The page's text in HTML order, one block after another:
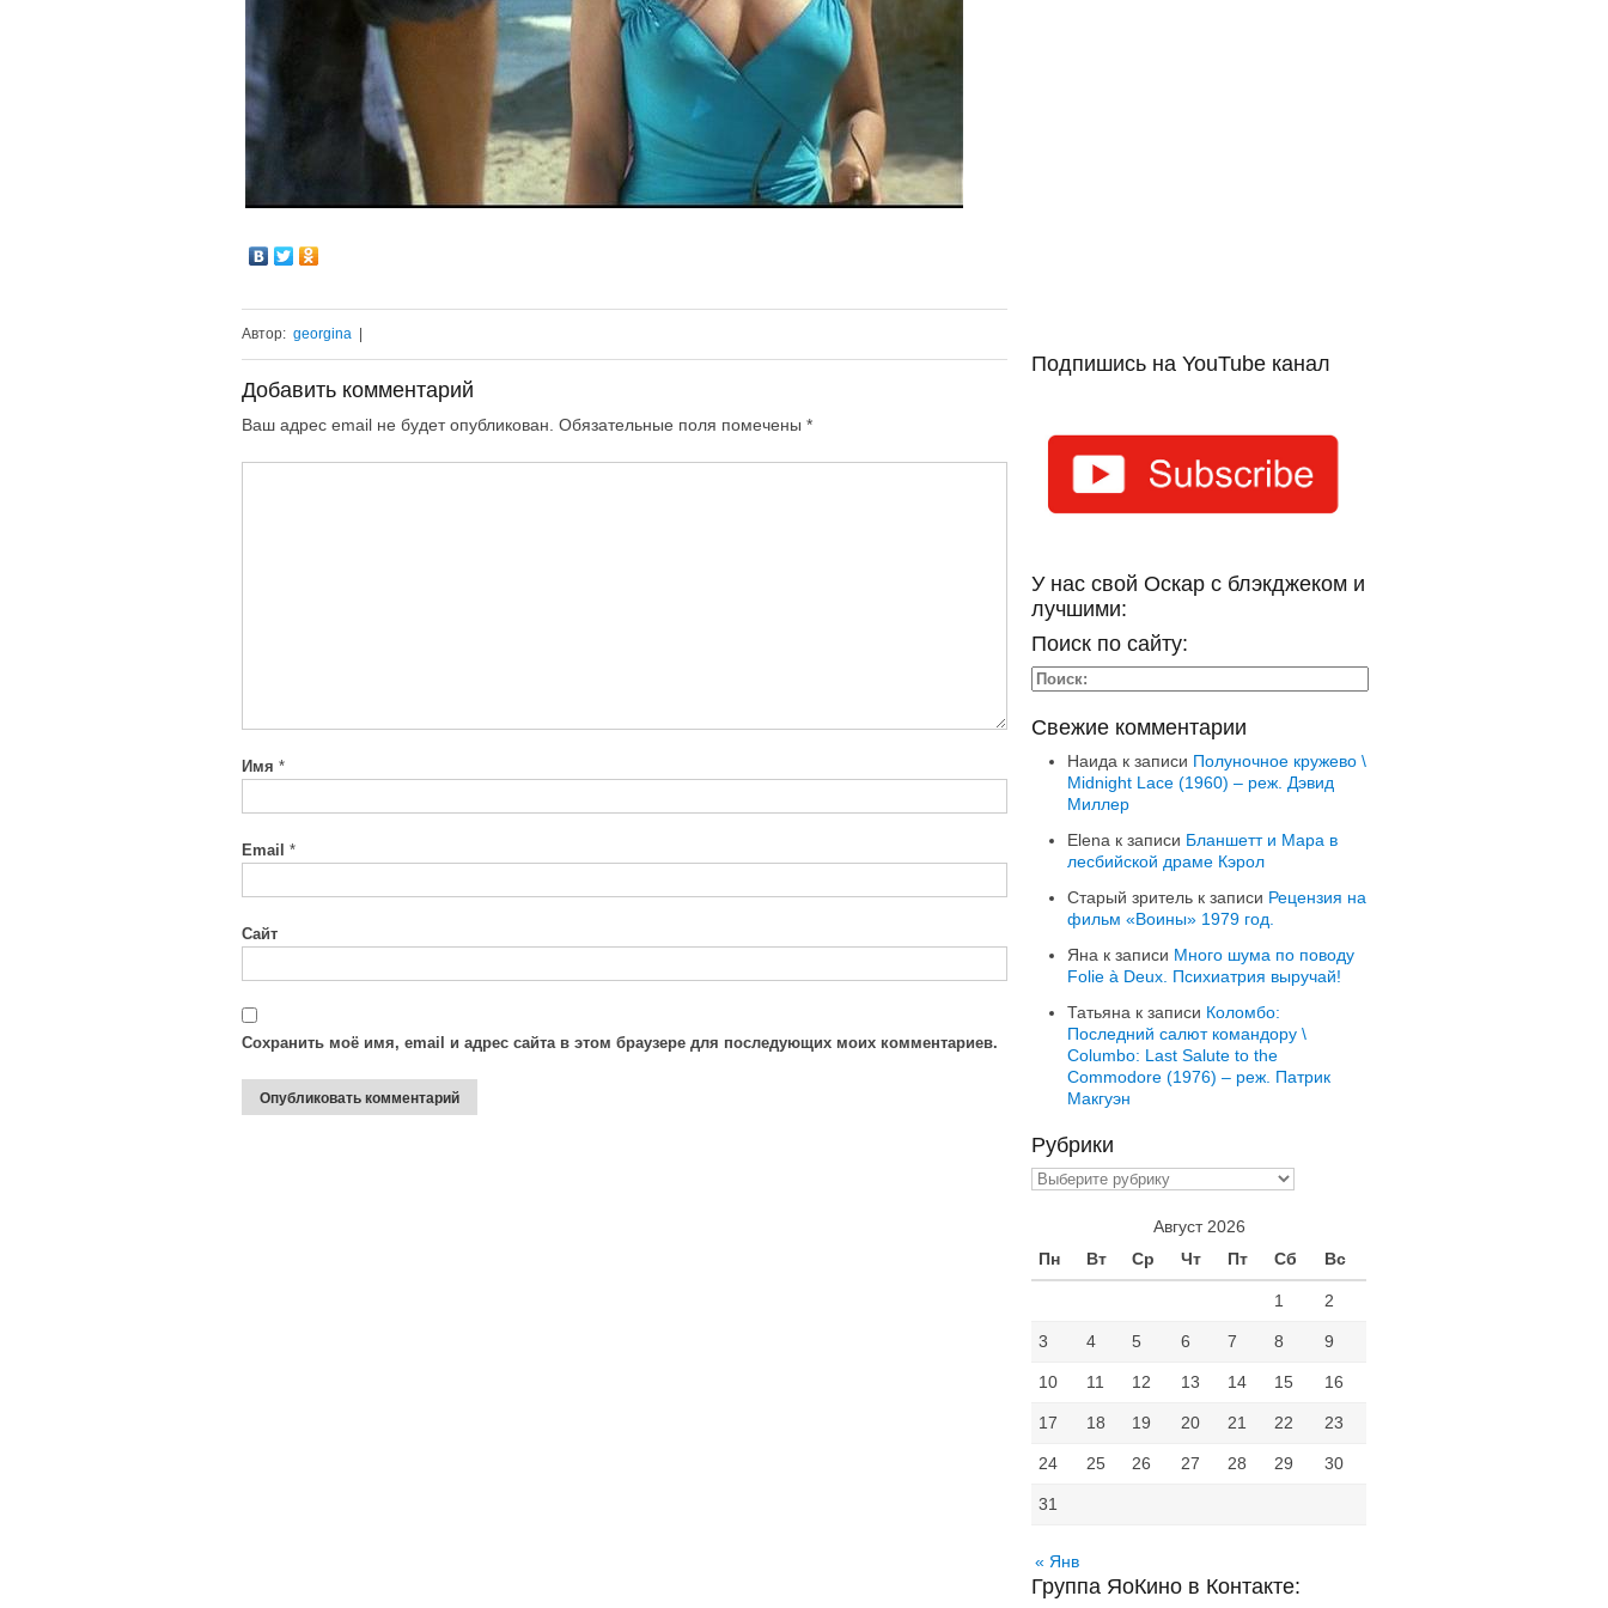
Автор: georgina
Добавить комментарий
Ваш адрес email не будет опубликован. Обязательные поля помечены *
Имя *
Email *
Сайт
Сохранить моё имя, email и адрес сайта в этом браузере для последующих моих комментариев.
Подпишись на YouTube канал
У нас свой Оскар с блэкджеком и
лучшими:
Поиск по сайту:
Свежие комментарии
Наида к записи Полуночное кружево \
Midnight Lace (1960) – реж. Дэвид
Миллер
Elena к записи Бланшетт и Мара в
лесбийской драме Кэрол
Старый зритель к записи Рецензия на
фильм «Воины» 1979 год.
Яна к записи Много шума по поводу
Folie à Deux. Психиатрия выручай!
Татьяна к записи Коломбо:
Последний салют командору \
Columbo: Last Salute to the
Commodore (1976) – реж. Патрик
Макгуэн
Рубрики
Рубрики
Август 2026
Пн
Вт Ср Чт Пт Сб Вс
1 2
3 4 5 6 7 8 9
10 11 12 13 14 15 16
17 18 19 20 21 22 23
24 25 26 27 28 29 30
31
« Янв
Группа ЯоКино в Контакте: